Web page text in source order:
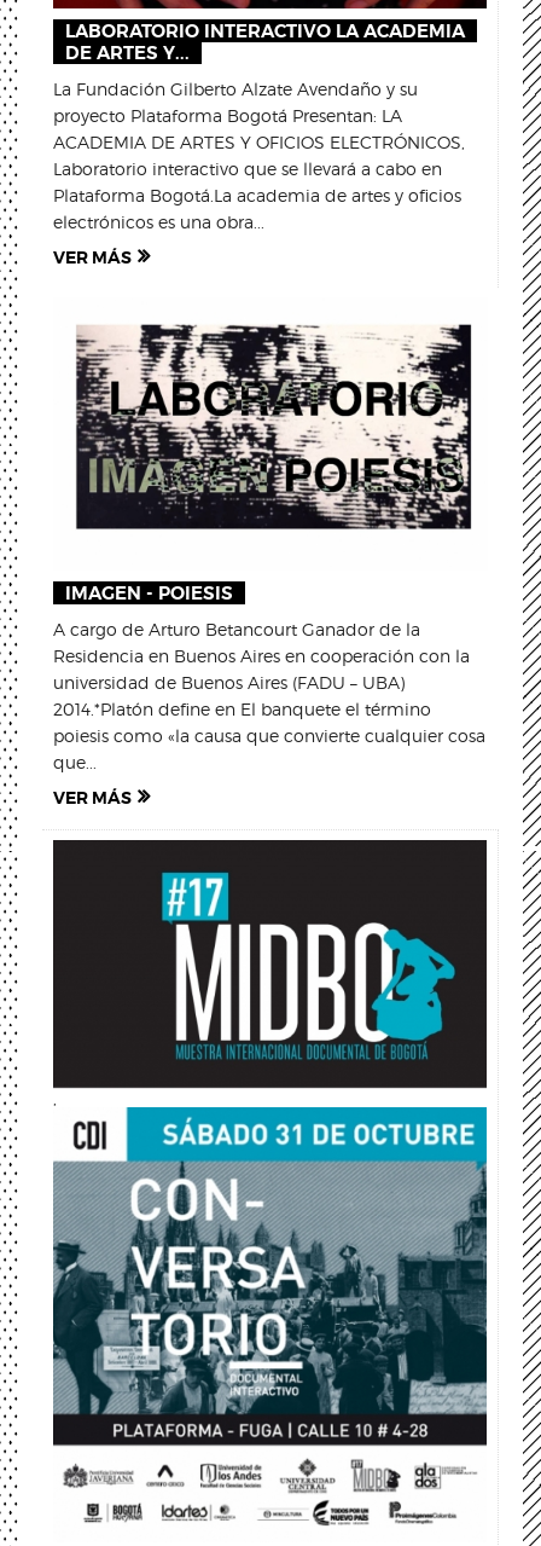
LABORATORIO INTERACTIVO LA ACADEMIA
DE ARTES Y...
La Fundación Gilberto Alzate Avendaño y su
proyecto Plataforma Bogotá Presentan: LA
ACADEMIA DE ARTES Y OFICIOS ELECTRÓNICOS,
Laboratorio interactivo que se llevará a cabo en
Plataforma Bogotá.La academia de artes y oficios
electrónicos es una obra...
VER MÁS
IMAGEN - POIESIS
A cargo de Arturo Betancourt Ganador de la
Residencia en Buenos Aires en cooperación con la
universidad de Buenos Aires (FADU – UBA)
2014.*Platón define en El banquete el término
poiesis como «la causa que convierte cualquier cosa
que...
VER MÁS